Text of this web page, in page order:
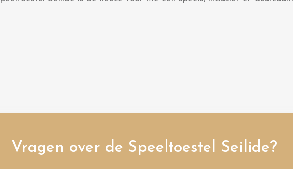
Vragen over de Speeltoestel Seilide?